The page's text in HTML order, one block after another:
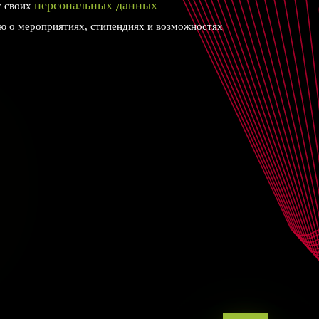
своих персональных данных
мероприятиях, стипендиях и возможностях